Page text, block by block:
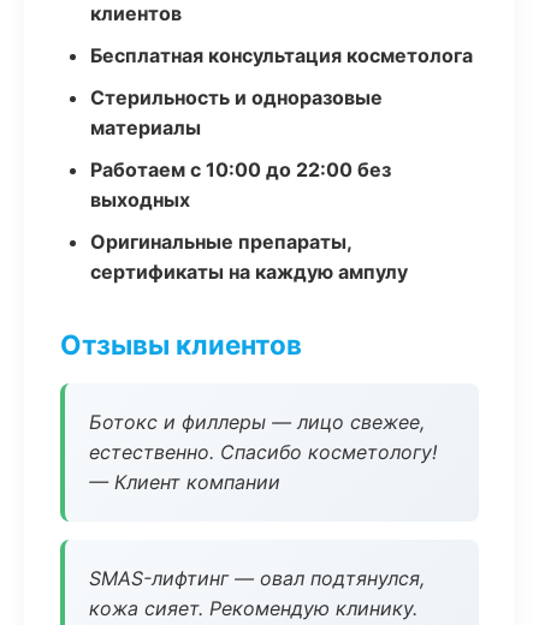
клиентов
Бесплатная консультация косметолога
Стерильность и одноразовые
материалы
Работаем с 10:00 до 22:00 без
выходных
Оригинальные препараты,
сертификаты на каждую ампулу
Отзывы клиентов
Ботокс и филлеры — лицо свежее,
естественно. Спасибо косметологу!
— Клиент компании
SMAS-лифтинг — овал подтянулся,
кожа сияет. Рекомендую клинику.